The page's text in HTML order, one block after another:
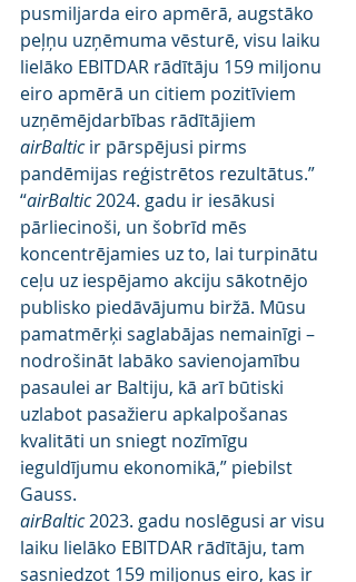
pusmiljarda eiro apmērā, augstāko
peļņu uzņēmuma vēsturē, visu laiku
lielāko EBITDAR rādītāju 159 miljonu
eiro apmērā un citiem pozitīviem
uzņēmējdarbības rādītājiem
airBaltic ir pārspējusi pirms
pandēmijas reģistrētos rezultātus.”
“airBaltic 2024. gadu ir iesākusi
pārliecinoši, un šobrīd mēs
koncentrējamies uz to, lai turpinātu
ceļu uz iespējamo akciju sākotnējo
publisko piedāvājumu biržā. Mūsu
pamatmērķi saglabājas nemainīgi –
nodrošināt labāko savienojamību
pasaulei ar Baltiju, kā arī būtiski
uzlabot pasažieru apkalpošanas
kvalitāti un sniegt nozīmīgu
ieguldījumu ekonomikā,” piebilst
Gauss.
airBaltic 2023. gadu noslēgusi ar visu
laiku lielāko EBITDAR rādītāju, tam
sasniedzot 159 miljonus eiro, kas ir